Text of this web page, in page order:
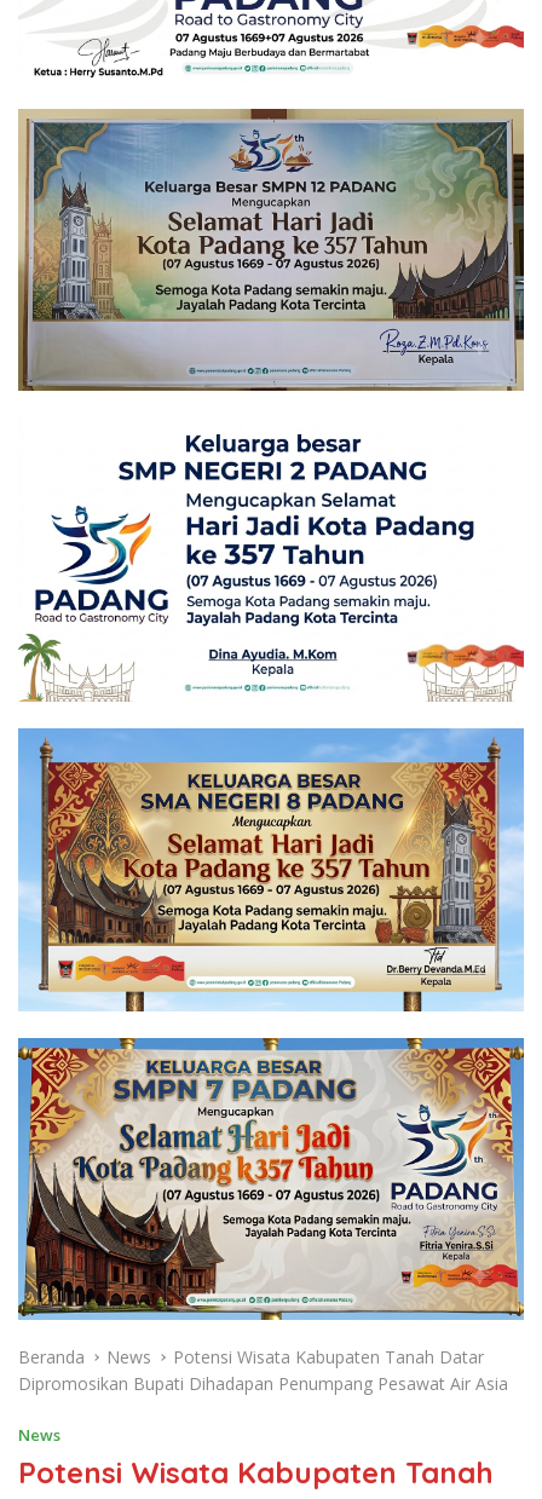
Beranda News
Potensi Wisata Kabupaten Tanah Datar
Dipromosikan Bupati Dihadapan Penumpang Pesawat Air Asia
News
Potensi Wisata Kabupaten Tanah